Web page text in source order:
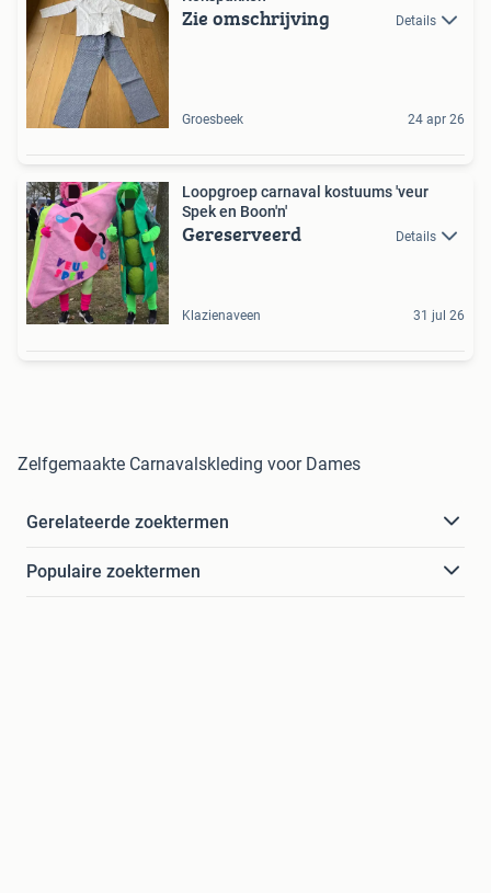
Zie omschrijving Details
Groesbeek 24 apr 26
Loopgroep carnaval kostuums 'veur
Spek en Boon'n'
Gereserveerd Details
Klazienaveen 31 jul 26
Zelfgemaakte Carnavalskleding voor Dames
Gerelateerde zoektermen
Populaire zoektermen